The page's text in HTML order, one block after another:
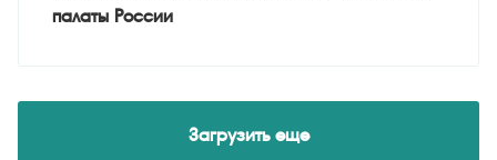
палаты России
Загрузить еще